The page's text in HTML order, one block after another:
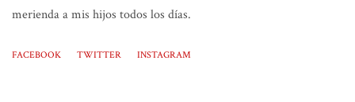
merienda a mis hijos todos los días.
FACEBOOK TWITTER INSTAGRAM